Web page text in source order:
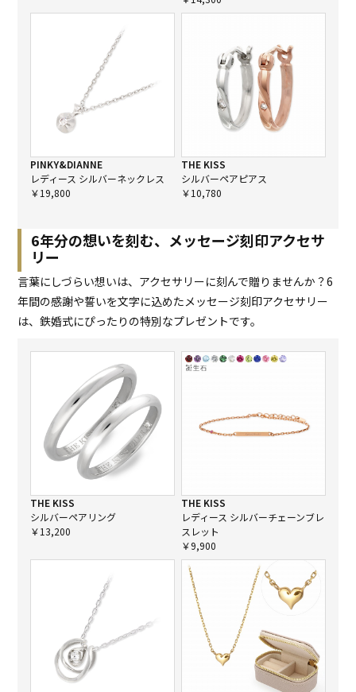
PINKY&DIANNE
レディース シルバーネックレス
￥19,800
THE KISS
シルバーペアピアス
￥10,780
6年分の想いを刻む、メッセージ刻印アクセサ
リー
言葉にしづらい想いは、アクセサリーに刻んで贈りませんか？6
年間の感謝や誓いを文字に込めたメッセージ刻印アクセサリー
は、鉄婚式にぴったりの特別なプレゼントです。
THE KISS
シルバーペアリング
￥13,200
THE KISS
レディース シルバーチェーンブレ
スレット
￥9,900